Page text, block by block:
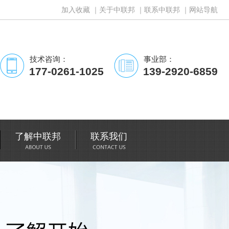
加入收藏 关于中联邦 联系中联邦 网站导航
技术咨询：
177-0261-1025
事业部：
139-2920-6859
了解中联邦 联系我们